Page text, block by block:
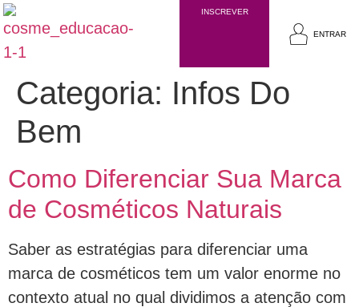
INSCREVER
ENTRAR
Categoria: Infos Do
Bem
Como Diferenciar Sua Marca
de Cosméticos Naturais
Saber as estratégias para diferenciar uma
marca de cosméticos tem um valor enorme no
contexto atual no qual dividimos a atenção com